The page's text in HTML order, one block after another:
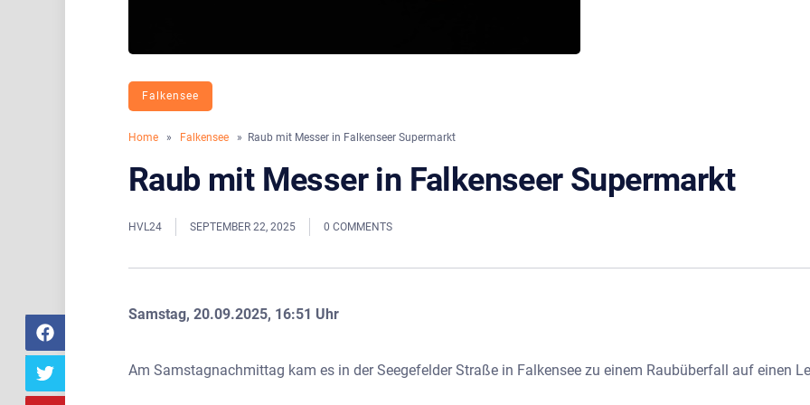
Falkensee
Home » Falkensee » Raub mit Messer in Falkenseer Supermarkt
Raub mit Messer in Falkenseer Supermarkt
HVL24 SEPTEMBER 22, 2025 0 COMMENTS
Samstag, 20.09.2025, 16:51 Uhr
Am Samstagnachmittag kam es in der Seegefelder Straße in Falkensee zu einem Raubüberfall auf einen